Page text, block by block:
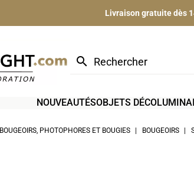
Livraison gratuite dès
search
NOUVEAUTÉSOBJETS DÉCO
BOUGEOIRS, PHOTOPHORES ET BOUGIES BOUGEOIRS